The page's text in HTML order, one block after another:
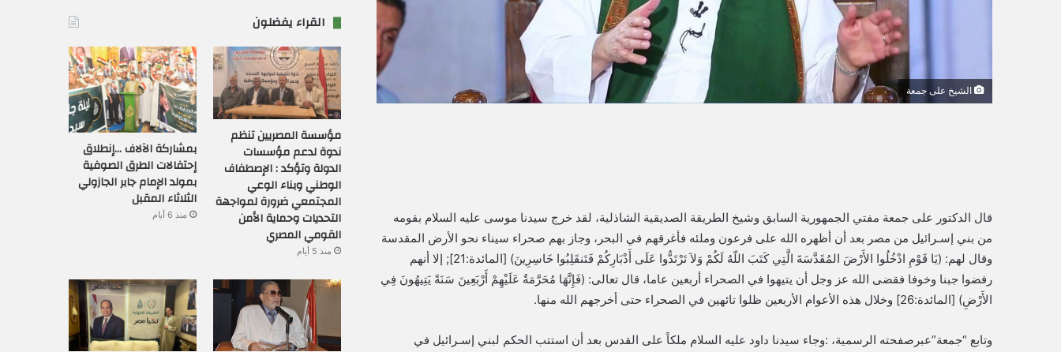
ي
ا
الشيخ على جمعة
قال الدكتور على جمعة مفتي الجمهورية السابق وشيخ الطريقة الصديقية الشاذلية، لقد خرج سيدنا موسى عليه السلام بقومه
من بني إسـرائيل من مصر بعد أن أظهره الله على فرعون وملئه فأغرقهم في البحر‏،‏ وجاز بهم صحراء سيناء نحو الأرض المقدسة
وقال لهم: (يَا قَوْمِ ادْخُلُوا الأَرْضَ المُقَدَّسَةَ الَّتِي كَتَبَ اللّهُ لَكُمْ وَلاَ تَرْتَدُّوا عَلَى أَدْبَارِكُمْ فَتَنقَلِبُوا خَاسِرِينَ) [المائدة:21]; إلا أنهم
رفضوا جبنا وخوفا فقضى الله عز وجل أن يتيهوا في الصحراء أربعين عاما، قال تعالى: (فَإِنَّهَا مُحَرَّمَةٌ عَلَيْهِمْ أَرْبَعِينَ سَنَةً يَتِيهُونَ فِي
الأَرْضِ) [المائدة:26] وخلال هذه الأعوام الأربعين ظلوا تائهين في الصحراء حتى أخرجهم الله منها.
وتابع “جمعة”عبرصفحته الرسمية، :وجاء سيدنا داود عليه السلام ملكاً على القدس بعد أن استتب الحكم لبني إسـرائيل في
القراء يفضلون
مؤسسة المصريين تنظم
ندوة لدعم مؤسسات
الدولة وتؤكد : الإصطفاف
الوطني وبناء الوعي
المجتمعي ضرورة لمواجهة
التحديات وحماية الأمن
القومي المصري
منذ 5 أيام
بمشاركة الآلاف …إنطلاق
إحتفالات الطرق الصوفية
بمولد الإمام جابر الجازولي
الثلاثاء المقبل
منذ 6 أيام